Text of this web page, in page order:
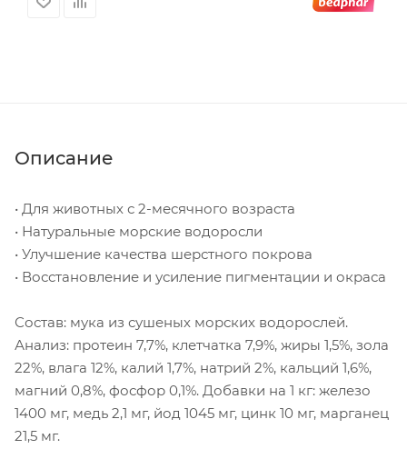
Описание
• Для животных с 2-месячного возраста
• Натуральные морские водоросли
• Улучшение качества шерстного покрова
• Восстановление и усиление пигментации и окраса
Состав: мука из сушеных морских водорослей.
Анализ: протеин 7,7%, клетчатка 7,9%, жиры 1,5%, зола
22%, влага 12%, калий 1,7%, натрий 2%, кальций 1,6%,
магний 0,8%, фосфор 0,1%. Добавки на 1 кг: железо
1400 мг, медь 2,1 мг, йод 1045 мг, цинк 10 мг, марганец
21,5 мг.